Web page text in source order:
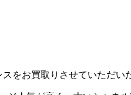
をお買取りさせていただい